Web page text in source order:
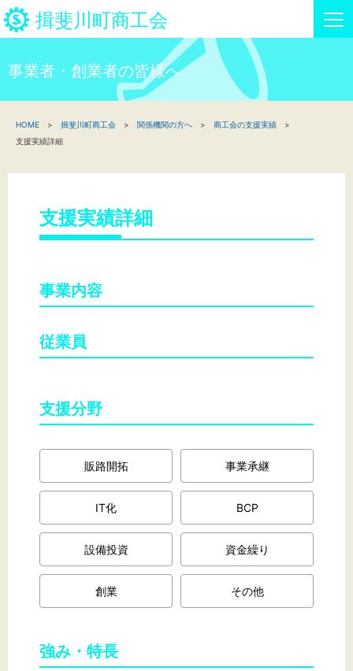
揖斐川町商工会
新着情報
揖斐川町商工会について
標準 拡大
背景色
黒 白 黄
事業者・創業者の皆様へ
HOME 揖斐川町商工会 関係機関の方へ
商工会の支援実績
支援実績詳細
支援実績詳細
事業内容
従業員
支援分野
販路開拓 事業承継
IT化 BCP
設備投資 資金繰り
創業 その他
強み・特長